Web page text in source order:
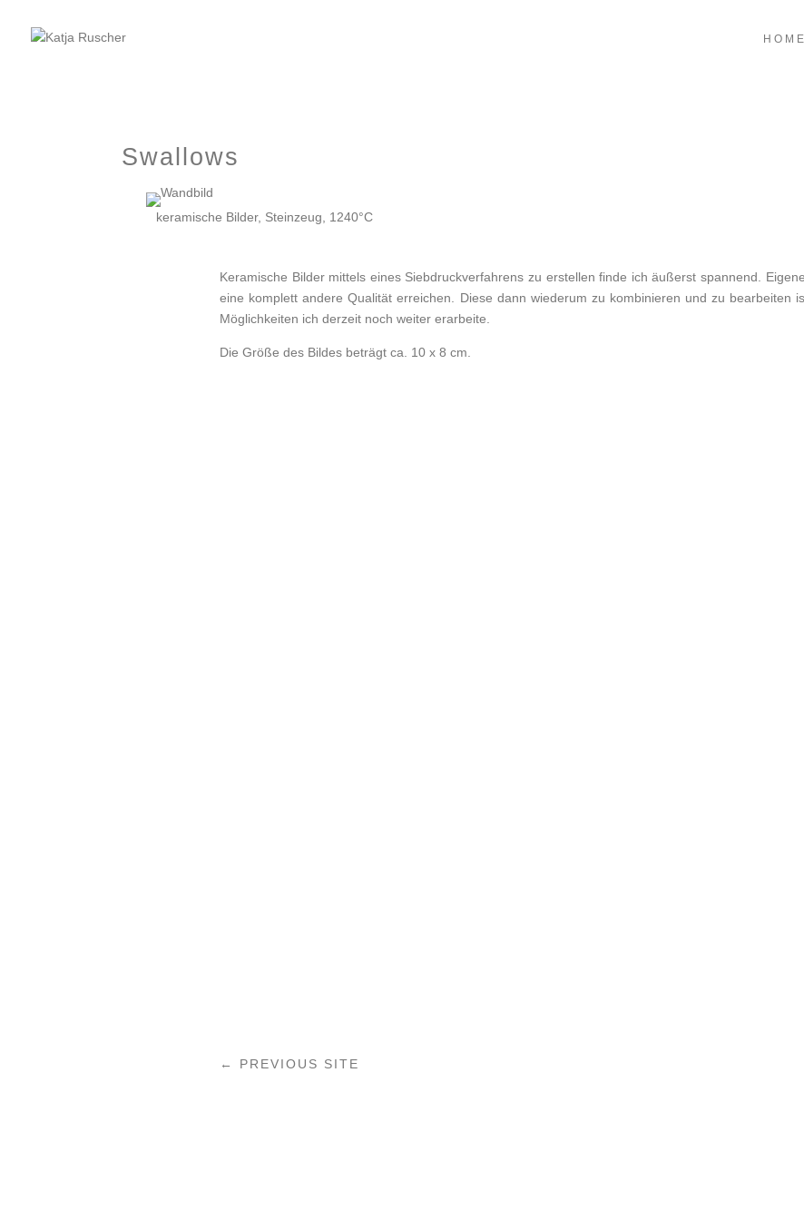
HOME
Swallows
keramische Bilder, Steinzeug, 1240°C
Keramische Bilder mittels eines Siebdruckverfahrens zu erstellen finde ich äußerst spannend.
eine komplett andere Qualität erreichen. Diese dann wiederum zu kombinieren und zu bearbeiten
Möglichkeiten ich derzeit noch weiter erarbeite.
Die Größe des Bildes beträgt ca. 10 x 8 cm.
← PREVIOUS SITE